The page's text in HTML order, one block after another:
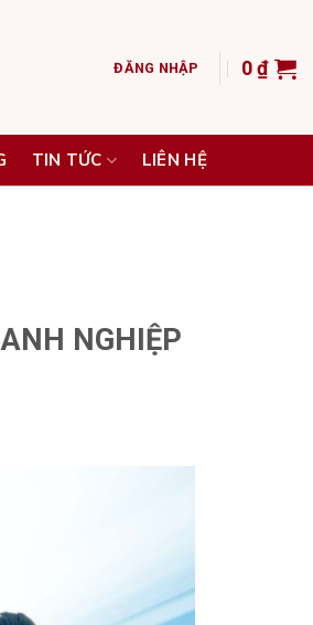
ĐĂNG NHẬP 0₫
TIN TỨC LIÊN HỆ
NGHIỆP